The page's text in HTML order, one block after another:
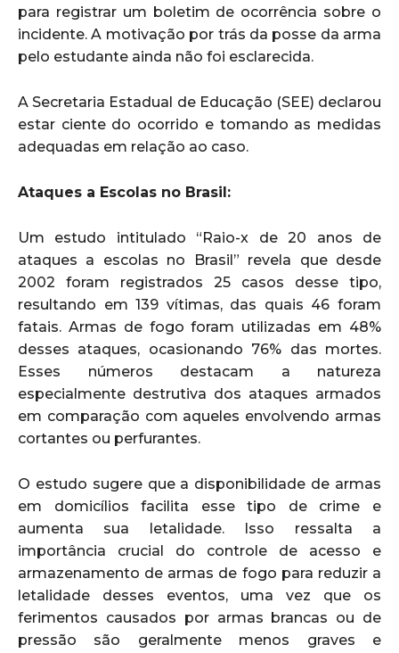
para registrar um boletim de ocorrência sobre o
incidente. A motivação por trás da posse da arma
pelo estudante ainda não foi esclarecida.
A Secretaria Estadual de Educação (SEE) declarou
estar ciente do ocorrido e tomando as medidas
adequadas em relação ao caso.
Ataques a Escolas no Brasil:
Um estudo intitulado “Raio-x de 20 anos de
ataques a escolas no Brasil” revela que desde
2002 foram registrados 25 casos desse tipo,
resultando em 139 vítimas, das quais 46 foram
fatais. Armas de fogo foram utilizadas em 48%
desses ataques, ocasionando 76% das mortes.
Esses números destacam a natureza
especialmente destrutiva dos ataques armados
em comparação com aqueles envolvendo armas
cortantes ou perfurantes.
O estudo sugere que a disponibilidade de armas
em domicílios facilita esse tipo de crime e
aumenta sua letalidade. Isso ressalta a
importância crucial do controle de acesso e
armazenamento de armas de fogo para reduzir a
letalidade desses eventos, uma vez que os
ferimentos causados por armas brancas ou de
pressão são geralmente menos graves e